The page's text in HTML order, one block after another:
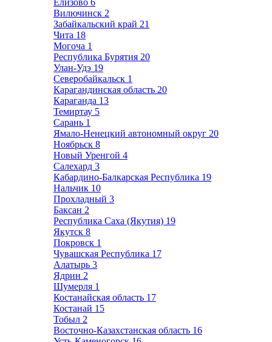
Елизово 6
Вилючинск 2
Забайкальский край 21
Чита 18
Могоча 1
Республика Бурятия 20
Улан-Удэ 19
Северобайкальск 1
Карагандинская область 20
Караганда 13
Темиртау 5
Сарань 1
Ямало-Ненецкий автономный округ 20
Ноябрьск 8
Новый Уренгой 4
Салехард 3
Кабардино-Балкарская Республика 19
Нальчик 10
Прохладный 3
Баксан 2
Республика Саха (Якутия) 19
Якутск 8
Покровск 1
Чувашская Республика 17
Алатырь 3
Ядрин 2
Шумерля 1
Костанайская область 17
Костанай 15
Тобыл 2
Восточно-Казахстанская область 16